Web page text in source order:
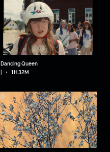
Dancing Queen
• 1H 32M